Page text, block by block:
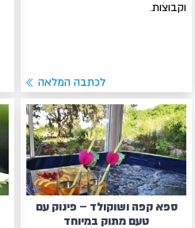
וקבוצות.
לכתבה המלאה
ספא קפה ושוקולד – פינוק עם
טעם מתוק במיוחד